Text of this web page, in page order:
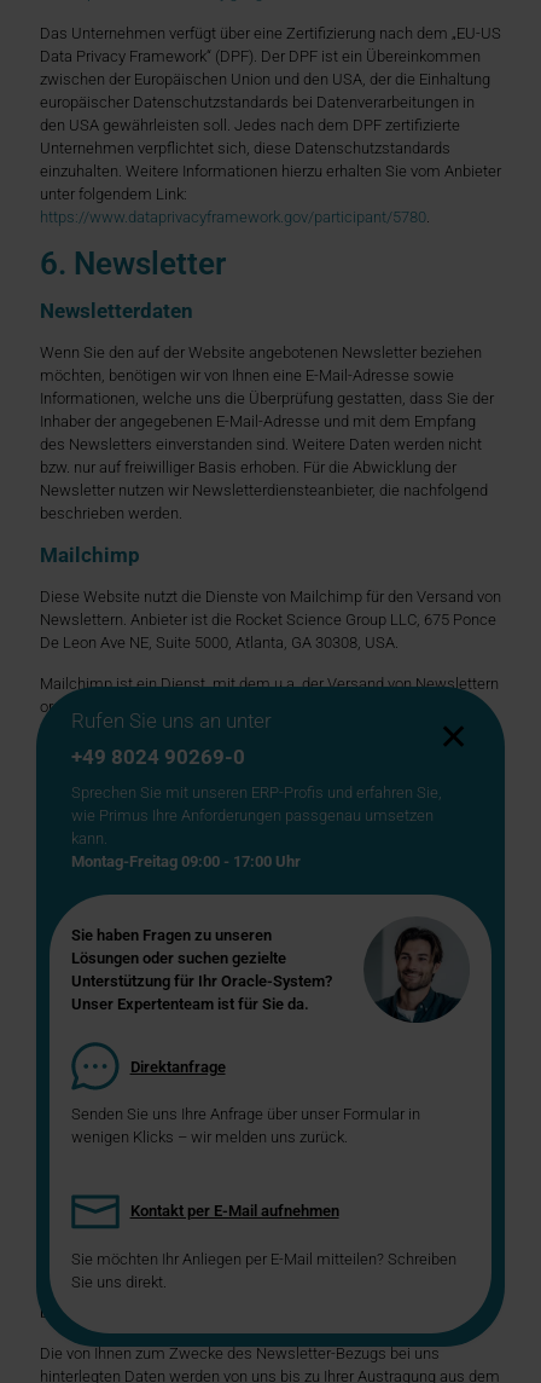
Das Unternehmen verfügt über eine Zertifizierung nach dem „EU-US
Data Privacy Framework“ (DPF). Der DPF ist ein Übereinkommen
zwischen der Europäischen Union und den USA, der die Einhaltung
europäischer Datenschutzstandards bei Datenverarbeitungen in
den USA gewährleisten soll. Jedes nach dem DPF zertifizierte
Unternehmen verpflichtet sich, diese Datenschutzstandards
einzuhalten. Weitere Informationen hierzu erhalten Sie vom Anbieter
unter folgendem Link:
https://www.dataprivacyframework.gov/participant/5780
6. Newsletter
Newsletter­daten
Wenn Sie den auf der Website angebotenen Newsletter beziehen
möchten, benötigen wir von Ihnen eine E-Mail-Adresse sowie
Informationen, welche uns die Überprüfung gestatten, dass Sie der
Inhaber der angegebenen E-Mail-Adresse und mit dem Empfang
des Newsletters einverstanden sind. Weitere Daten werden nicht
bzw. nur auf freiwilliger Basis erhoben. Für die Abwicklung der
Newsletter nutzen wir Newsletterdiensteanbieter, die nachfolgend
beschrieben werden.
Mailchimp
Diese Website nutzt die Dienste von Mailchimp für den Versand von
Newslettern. Anbieter ist die Rocket Science Group LLC, 675 Ponce
De Leon Ave NE, Suite 5000, Atlanta, GA 30308, USA.
Mailchimp ist ein Dienst, mit dem u.a. der Versand von Newslettern
organisiert und analysiert werden kann. Wenn Sie Daten zum
Zwecke des Newsletterbezugs eingeben (z. B. E-Mail-Adresse),
werden diese auf den Servern von Mailchimp in den USA
Mit Hilfe von Mailchimp können wir unsere Newsletterkampagnen
analysieren. Wenn Sie eine mit Mailchimp versandte E-Mail öffnen,
verbindet sich eine in der E-Mail enthaltene Datei (sog. web-beacon)
werden, ob eine Newsletter-Nachricht geöffnet und welche Links
ggf. angeklickt wurden. Außerdem werden technische
Informationen erfasst (z. B. Zeitpunkt des Abrufs, IP-Adresse,
Browsertyp und Betriebssystem). Diese Informationen können nicht
dem jeweiligen Newsletter-Empfänger zugeordnet werden. Sie
dienen ausschließlich der statistischen Analyse von
Newsletterkampagnen. Die Ergebnisse dieser Analysen können
genutzt werden, um künftige Newsletter besser an die Interessen
der Empfänger anzupassen.
Wenn Sie keine Analyse durch Mailchimp wollen, müssen Sie den
Die Datenverarbeitung erfolgt auf Grundlage Ihrer Einwilligung (Art. 6
widerrufen, indem Sie den Newsletter abbestellen. Die
Rechtmäßigkeit der bereits erfolgten Datenverarbeitungsvorgänge
bleibt vom Widerruf unberührt.
Die von Ihnen zum Zwecke des Newsletter-Bezugs bei uns
hinterlegten Daten werden von uns bis zu Ihrer Austragung aus dem
✕
Rufen Sie uns an unter
+49 8024 90269-0
Sprechen Sie mit unseren ERP-Profis und erfahren Sie,
wie Primus Ihre Anforderungen passgenau umsetzen
kann.
Montag-Freitag 09:00 - 17:00 Uhr
Sie haben Fragen zu unseren
Lösungen oder suchen gezielte
Unterstützung für Ihr Oracle-System?
Unser Expertenteam ist für Sie da.
Direktanfrage
Senden Sie uns Ihre Anfrage über unser Formular in
wenigen Klicks – wir melden uns zurück.
Kontakt per E-Mail aufnehmen
Sie möchten Ihr Anliegen per E-Mail mitteilen? Schreiben
Sie uns direkt.